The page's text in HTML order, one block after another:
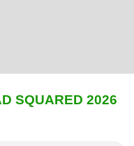
SQUARED 2026